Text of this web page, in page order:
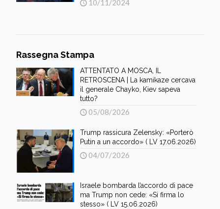
10/11/2024
Rassegna Stampa
ATTENTATO A MOSCA, IL
RETROSCENA | La kamikaze cercava
il generale Chayko, Kiev sapeva
tutto?
05/08/2026
Trump rassicura Zelensky: «Porterò
Putin a un accordo» ( LV 17.06.2026)
04/07/2026
Israele bombarda l’accordo di pace
ma Trump non cede: «Si firma lo
stesso» ( LV 15.06.2026)